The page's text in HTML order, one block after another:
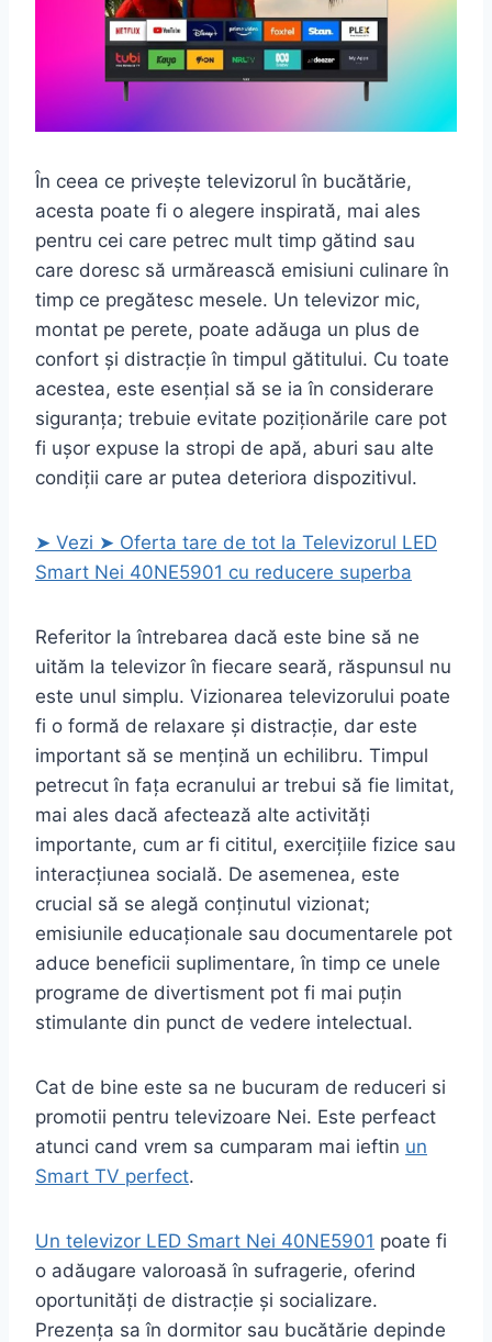
În ceea ce privește televizorul în bucătărie,
acesta poate fi o alegere inspirată, mai ales
pentru cei care petrec mult timp gătind sau
care doresc să urmărească emisiuni culinare în
timp ce pregătesc mesele. Un televizor mic,
montat pe perete, poate adăuga un plus de
confort și distracție în timpul gătitului. Cu toate
acestea, este esențial să se ia în considerare
siguranța; trebuie evitate poziționările care pot
fi ușor expuse la stropi de apă, aburi sau alte
condiții care ar putea deteriora dispozitivul.
➤ Vezi ➤ Oferta tare de tot la Televizorul LED
Smart Nei 40NE5901 cu reducere superba
Referitor la întrebarea dacă este bine să ne
uităm la televizor în fiecare seară, răspunsul nu
este unul simplu. Vizionarea televizorului poate
fi o formă de relaxare și distracție, dar este
important să se mențină un echilibru. Timpul
petrecut în fața ecranului ar trebui să fie limitat,
mai ales dacă afectează alte activități
importante, cum ar fi cititul, exercițiile fizice sau
interacțiunea socială. De asemenea, este
crucial să se alegă conținutul vizionat;
emisiunile educaționale sau documentarele pot
aduce beneficii suplimentare, în timp ce unele
programe de divertisment pot fi mai puțin
stimulante din punct de vedere intelectual.
Cat de bine este sa ne bucuram de reduceri si
promotii pentru televizoare Nei. Este perfeact
atunci cand vrem sa cumparam mai ieftin un
Smart TV perfect.
Un televizor LED Smart Nei 40NE5901 poate fi
o adăugare valoroasă în sufragerie, oferind
oportunități de distracție și socializare.
Prezența sa în dormitor sau bucătărie depinde